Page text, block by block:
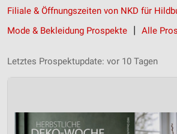
Filiale & Öffnungszeiten von NKD für
Mode & Bekleidung Prospekte
Alle
Letztes Prospektupdate: vor 10 Tagen